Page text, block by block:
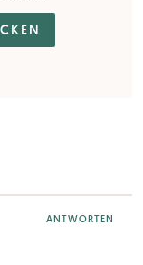
ANTWORTEN